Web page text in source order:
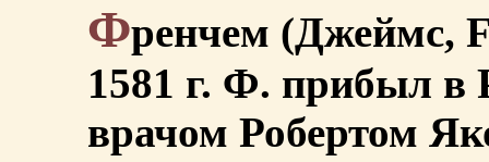
Френчем (Джеймс,
1581 г. Ф. прибыл в
врачом Робертом